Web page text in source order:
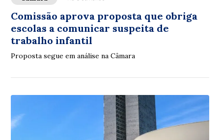
Comissão aprova proposta que obriga
escolas a comunicar suspeita de
trabalho infantil
Proposta segue em análise na Câmara